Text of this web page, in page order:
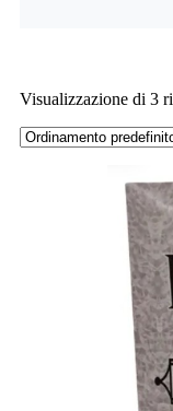
Visualizzazione di 3